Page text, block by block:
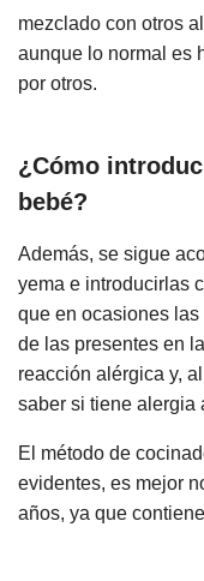
mezclado con otros
aunque lo normal es
por otros.
¿Cómo
bebé?
Además, se sigue
yema e introducirlas
que en ocasiones
de las presentes en
reacción alérgica y,
saber si tiene alergia
El método de
evidentes, es mejor
años, ya que